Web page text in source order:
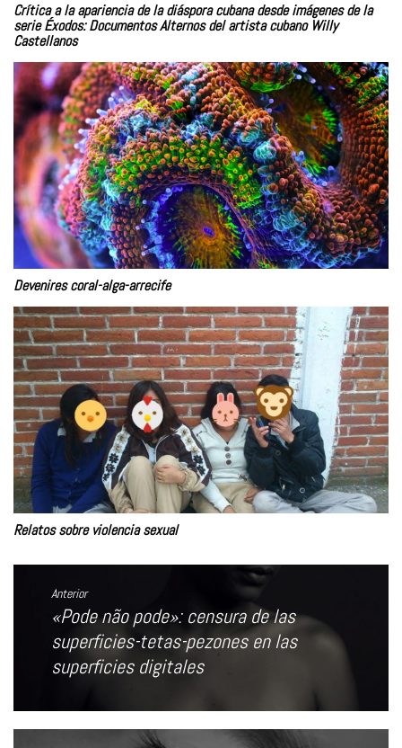
Crítica a la apariencia de la diáspora cubana desde imágenes de la
serie Éxodos: Documentos Alternos del artista cubano Willy
Castellanos
Devenires coral-alga-arrecife
Relatos sobre violencia sexual
Navegación
entradas
Anterior
Entrada
«Pode não pode»: censura de las
superficies-tetas-pezones en las
superficies digitales